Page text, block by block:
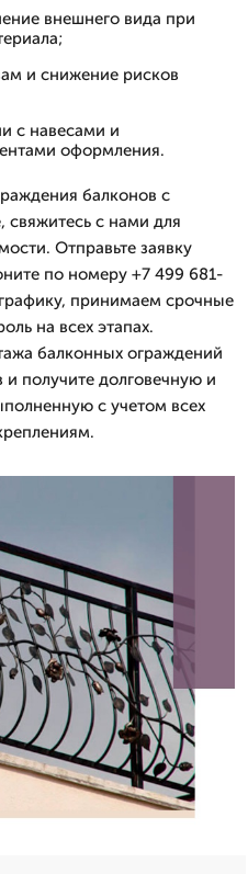
внешнего вида при
и снижение рисков
с навесами и
оформления.
балконов с
свяжитесь с нами для
Отправьте заявку
по номеру +7 499 681-
принимаем срочные
на всех этапах.
балконных ограждений
получите долговечную и
с учетом всех